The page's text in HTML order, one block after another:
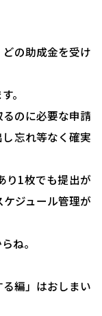
の助成金を受け
。
のに必要な申請
忘れ等なく確実
り1枚でも提出が
ジュール管理が
ね。
編」はおしまい